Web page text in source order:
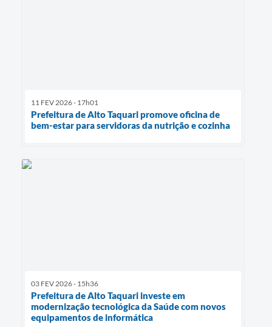
11 FEV 2026 - 17h01
Prefeitura de Alto Taquari promove oficina de
bem-estar para servidoras da nutrição e cozinha
03 FEV 2026 - 15h36
Prefeitura de Alto Taquari investe em
modernização tecnológica da Saúde com novos
equipamentos de informática